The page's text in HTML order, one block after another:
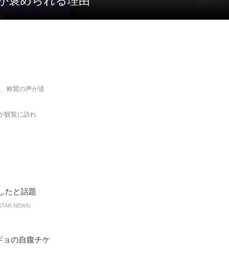
称賛の声が送
観覧に訪れ
NEWS)
ョの自腹チケ